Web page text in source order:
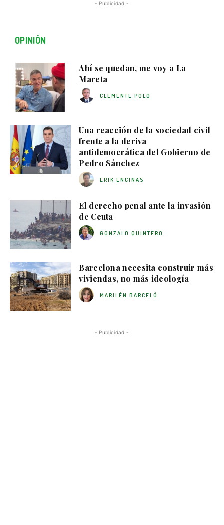
- Publicidad -
OPINIÓN
Ahí se quedan, me voy a La
Mareta
CLEMENTE POLO
Una reacción de la sociedad civil
frente a la deriva
antidemocrática del Gobierno de
Pedro Sánchez
ERIK ENCINAS
El derecho penal ante la invasión
de Ceuta
GONZALO QUINTERO
Barcelona necesita construir más
viviendas, no más ideología
MARILÉN BARCELÓ
- Publicidad -